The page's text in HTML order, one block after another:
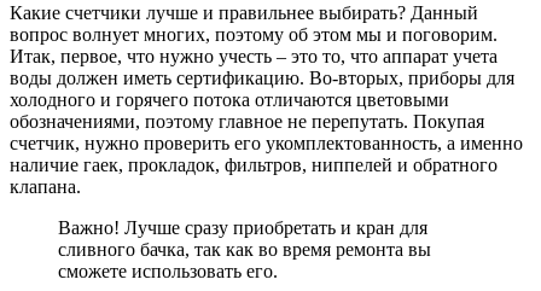
Какие счетчики лучше и правильнее выбирать? Данный
вопрос волнует многих, поэтому об этом мы и поговорим.
Итак, первое, что нужно учесть – это то, что аппарат учета
воды должен иметь сертификацию. Во-вторых, приборы для
холодного и горячего потока отличаются цветовыми
обозначениями, поэтому главное не перепутать. Покупая
счетчик, нужно проверить его укомплектованность, а именно
наличие гаек, прокладок, фильтров, ниппелей и обратного
клапана.
Важно! Лучше сразу приобретать и кран для
сливного бачка, так как во время ремонта вы
сможете использовать его.